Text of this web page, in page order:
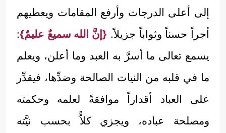
إلى أعلى الدرجات وأرفع المقامات ويعطيهم
أجراً حسناً وثواباً جزيلاً. {إنَّ الله سميعٌ عليمٌ}:
يسمع تعالى ما أسرَّ به العبد وما أعلن، ويعلم
ما في قلبه من النيات الصالحة وضدِّها، فيقدِّر
على العباد أقداراً موافقةً لعلمه وحكمته
ومصلحة عباده، ويجزي كلاًّ بحسب نيَّته